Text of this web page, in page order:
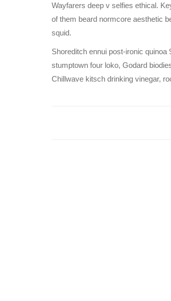
Wayfarers deep v selfies ethical.
of them beard normcore aesthetic
squid.
Shoreditch ennui post-ironic quinoa
stumptown four loko, Godard
Chillwave kitsch drinking vinegar,